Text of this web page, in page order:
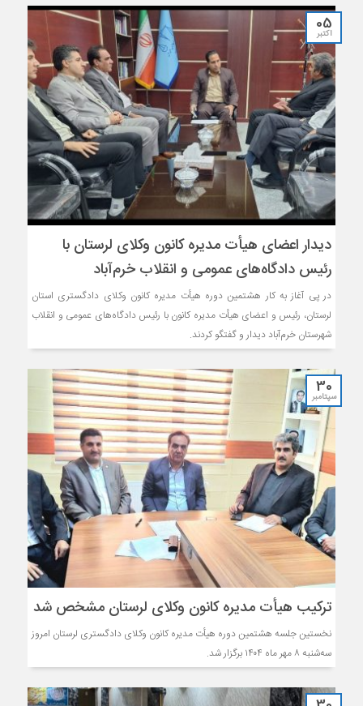
05
اکتبر
دیدار اعضای هیأت مدیره کانون وکلای لرستان با
رئیس دادگاه‌های عمومی و انقلاب خرم‌آباد
در پی آغاز به کار هشتمین دوره هیأت مدیره کانون وکلای دادگستری استان
لرستان، رئیس و اعضای هیأت مدیره کانون با رئیس دادگاه‌های عمومی و انقلاب
شهرستان خرم‌آباد دیدار و گفتگو کردند.
30
سپتامبر
ترکیب هیأت مدیره کانون وکلای لرستان مشخص شد
نخستین جلسه هشتمین دوره هیأت مدیره کانون وکلای دادگستری لرستان امروز
سه‌شنبه ۸ مهر ماه ۱۴۰۴ برگزار شد.